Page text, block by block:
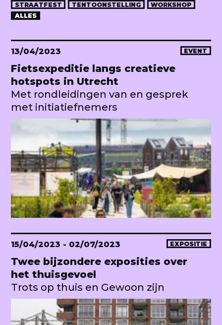
STRAATFEST
TENTOONSTELLING
WORKSHOP
ALLES
13/04/2023 EVENT
Fietsexpeditie langs creatieve
hotspots in Utrecht
Met rondleidingen van en gesprek
met initiatiefnemers
15/04/2023 - 02/07/2023 EXPOSITIE
Twee bijzondere exposities over
het thuisgevoel
Trots op thuis en Gewoon zijn